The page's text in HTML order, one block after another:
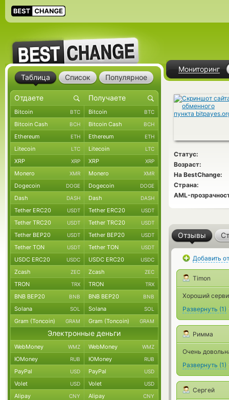
Мониторинг
Статус:
Возраст:
На BestChange:
Страна:
AML-
Отзывы
Добавить
Timon
Хороший
Развернуть (1)
Римма
Очень
Развернуть (1)
Сергей
Таблица Список Популярное
Bitcoin BTC Bitcoin BTC
Bitcoin Cash BCH Bitcoin Cash BCH
Ethereum ETH Ethereum ETH
Litecoin LTC Litecoin LTC
XRP XRP XRP XRP
Monero XMR Monero XMR
Dogecoin DOGE Dogecoin DOGE
Dash DASH Dash DASH
Tether ERC20 USDT Tether ERC20 USDT
Tether TRC20 USDT Tether TRC20 USDT
Tether BEP20 USDT Tether BEP20 USDT
Tether TON USDT Tether TON USDT
USDC ERC20 USDC USDC ERC20 USDC
Zcash ZEC Zcash ZEC
TRON TRX TRON TRX
BNB BEP20 BNB BNB BEP20 BNB
Solana SOL Solana SOL
Gram (Toncoin) GRAM Gram (Toncoin) GRAM
Электронные деньги
WebMoney WMZ WebMoney WMZ
ЮMoney RUB ЮMoney RUB
PayPal USD PayPal USD
Volet USD Volet USD
Alipay CNY Alipay CNY